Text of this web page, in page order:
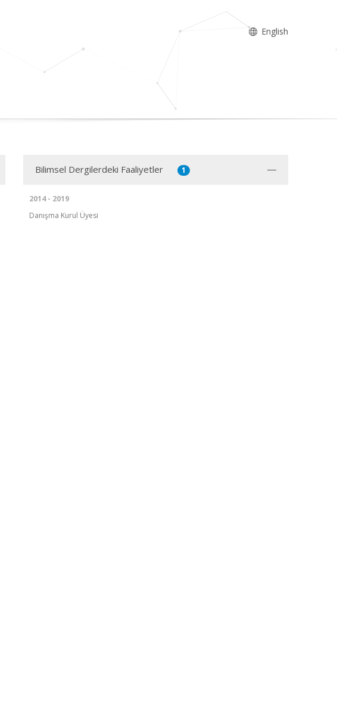
English
Bilimsel Dergilerdeki Faaliyetler 1
2014 - 2019
Danışma Kurul Üyesi